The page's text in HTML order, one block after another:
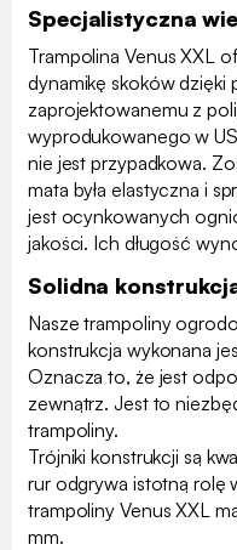
Specjalistyczna
Trampolina Venus XXL
dynamikę skoków dzięki
zaprojektowanemu z
wyprodukowanego w
nie jest przypadkowa.
mata była elastyczna i
jest ocynkowanych
jakości. Ich długość
Solidna
Nasze trampoliny
konstrukcja wykonana
Oznacza to, że jest
zewnątrz. Jest to
trampoliny.
Trójniki konstrukcji są
rur odgrywa istotną rolę
trampoliny Venus XXL
mm.